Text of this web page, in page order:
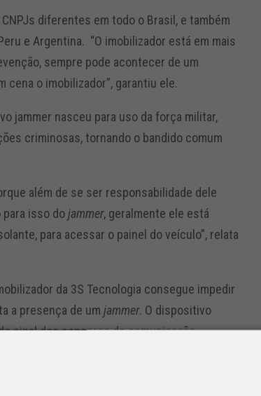
diferentes em todo o Brasil, e também
e Argentina. “O imobilizador está em mais
sempre pode acontecer de um
cena o imobilizador”, garantiu ele.
jammer nasceu para uso da força militar,
criminosas, tornando o bandido comum
além de se ser responsabilidade dele
para isso dojammer, geralmente ele está
para acessar o painel do veículo”, relata
da 3S Tecnologia consegue impedir
a presença de umjammer. O dispositivo
sinal dos sensores de comunicação.
difícil acesso, e é composto por um
e acessível remotamente. De acordo